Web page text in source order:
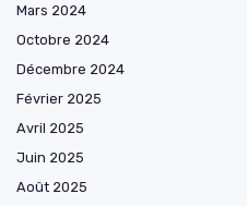
Mars 2024
Octobre 2024
Décembre 2024
Février 2025
Avril 2025
Juin 2025
Août 2025